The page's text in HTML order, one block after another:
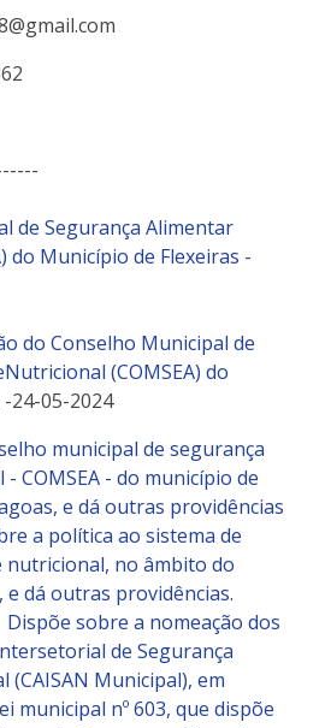
de Segurança Alimentar
do Município de Flexeiras -
do Conselho Municipal de
(COMSEA) do
-24-05-2024
municipal de segurança
COMSEA - do município de
e dá outras providências
a política ao sistema de
nutricional, no âmbito do
e dá outras providências.
sobre a nomeação dos
de Segurança
Municipal), em
municipal nº 603, que dispõe